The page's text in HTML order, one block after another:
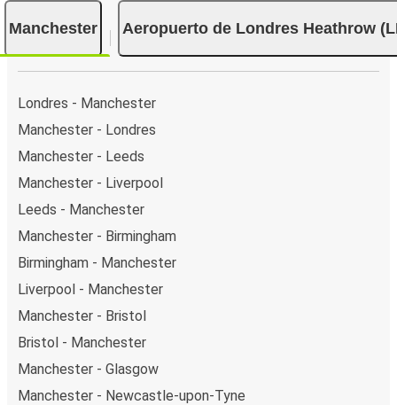
Manchester Aeropuerto de Londres Heathrow
Londres - Manchester
Manchester - Londres
Manchester - Leeds
Manchester - Liverpool
Leeds - Manchester
Manchester - Birmingham
Birmingham - Manchester
Liverpool - Manchester
Manchester - Bristol
Bristol - Manchester
Manchester - Glasgow
Manchester - Newcastle-upon-Tyne